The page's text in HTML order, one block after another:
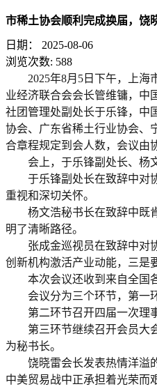
市稀土协会顺利完成换届，饶
日期：
2025-08-06
浏览次数: 588
2025年8月5日下午，上
业经济联合会会长管维镛，中
社团管理处副处长于乐锋，中
协会、广东省稀土行业协会、
合章程规定到会人数，会议由
会上，于乐锋副处长、杨
于乐锋副处长在致辞中对
重视和深切关怀。
杨文浩秘书长在致辞中既
明了清晰路径。
张成金巡视员在致辞中对
创新机构激活产业动能，三是
本次会议还收到来自全国
会议分为三个环节，第一
第二环节召开四届一次理
第三环节继续召开会员大
为秘书长。
饶晓雷会长发表热情洋溢
中美贸易战中正承担着光荣而